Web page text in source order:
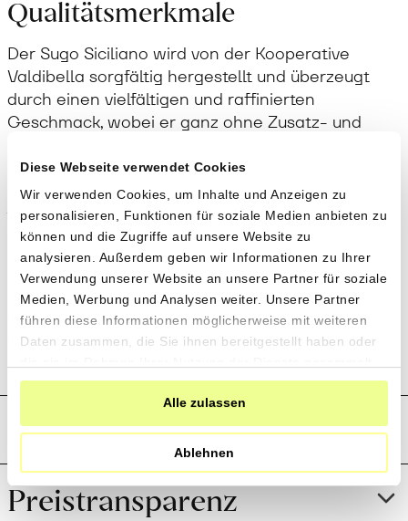
Diese Webseite verwendet Cookies
Wir verwenden Cookies, um Inhalte und Anzeigen zu
personalisieren, Funktionen für soziale Medien anbieten zu
können und die Zugriffe auf unsere Website zu
analysieren. Außerdem geben wir Informationen zu Ihrer
Verwendung unserer Website an unsere Partner für soziale
Medien, Werbung und Analysen weiter. Unsere Partner
führen diese Informationen möglicherweise mit weiteren
Daten zusammen, die Sie ihnen bereitgestellt haben oder
haben.
Alle zulassen
Ablehnen
Qualitätsmerkmale
Der Sugo Siciliano wird von der Kooperative
Valdibella sorgfältig hergestellt und überzeugt
durch einen vielfältigen und raffinierten
Geschmack, wobei er ganz ohne Zusatz- und
Anwendung
Der Sugo Siciliano ist genussfertig und kann nach
Belieben kurz aufgewärmt werden. Er passt
hervorragend zu Pasta aus «Timilia» Hartweizen
oder anderen leckeren Pastasorten und kann
auch für Apéro-Gebäck verwendet werden.
Produktion und Anbau
Preistransparenz